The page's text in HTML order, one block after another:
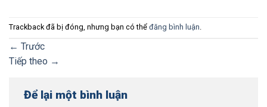
Trackback đã bị đóng, nhưng bạn có thể đăng bình luận
← Trước
Tiếp theo →
Để lại một bình luận